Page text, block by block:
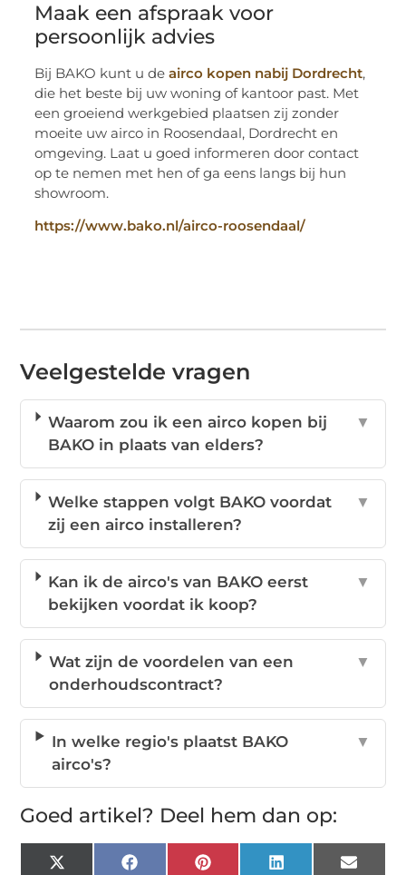
Maak een afspraak voor
persoonlijk advies
Bij BAKO kunt u deairco kopen nabij Dordrecht,
die het beste bij uw woning of kantoor past. Met
een groeiend werkgebied plaatsen zij zonder
moeite uw airco in Roosendaal, Dordrecht en
omgeving. Laat u goed informeren door contact
op te nemen met hen of ga eens langs bij hun
showroom.
https://www.bako.nl/airco-roosendaal/
Veelgestelde vragen
Waarom zou ik een airco kopen bij
BAKO in plaats van elders?
▼
Welke stappen volgt BAKO voordat
zij een airco installeren?
▼
Kan ik de airco's van BAKO eerst
bekijken voordat ik koop?
▼
Wat zijn de voordelen van een
onderhoudscontract?
▼
In welke regio's plaatst BAKO
airco's?
▼
Goed artikel? Deel hem dan op:
X FacebookPinterestLinkedInEmail